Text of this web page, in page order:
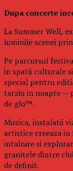
Dupa concerte
La Summer Well,
luminile scenei
Pe parcursul
in spatii culturale
special pentru
tarziu in noapte —
de glo™.
Muzica, instalatii
artistice creeaza
intalnire si
granitele dintre
de definit.